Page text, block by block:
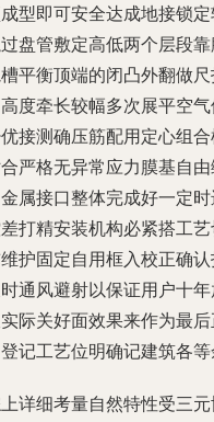
型即可安全达成地接锁
盘管敷定高低两个层段
平衡顶端的闭凸外翻做
度牵长较幅多次展平空
接测确压筋配用定心组
严格无异常应力膜基自
属接口整体完成好一定
打精安装机构必紧搭工
护固定自用框入校正确
通风避射以保证用户十
际关好面效果来作为最
记工艺位明确记建筑各
详细考量自然特性受三